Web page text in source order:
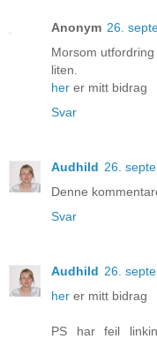
Anonym 26.
Morsom
liten.
her er mitt bidrag
Svar
Audhild 26.
Denne
Svar
Audhild 26.
her er mitt bidrag
PS har feil